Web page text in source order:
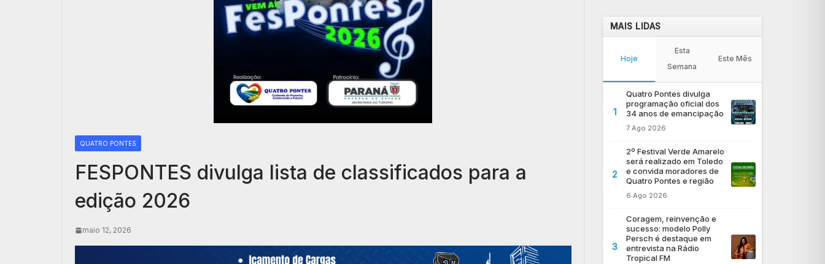
QUATRO PONTES
FESPONTES divulga lista de classificados para a
edição 2026
maio 12, 2026
MAIS LIDAS
Hoje
Esta
Semana
Este Mês
1
Quatro Pontes divulga
programação oficial dos
34 anos de emancipação
7 Ago 2026
2
2º Festival Verde Amarelo
será realizado em Toledo
e convida moradores de
Quatro Pontes e região
6 Ago 2026
3
Coragem, reinvenção e
sucesso: modelo Polly
Persch é destaque em
entrevista na Rádio
Tropical FM